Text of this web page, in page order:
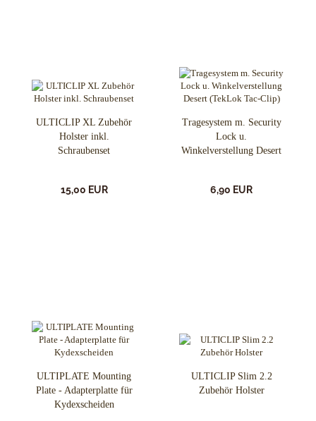
ULTICLIP XL Zubehör
Holster inkl.
Schraubenset
15,00 EUR
Tragesystem m. Security
Lock u.
Winkelverstellung Desert
6,90 EUR
ULTIPLATE Mounting
Plate - Adapterplatte für
Kydexscheiden
ULTICLIP Slim 2.2
Zubehör Holster